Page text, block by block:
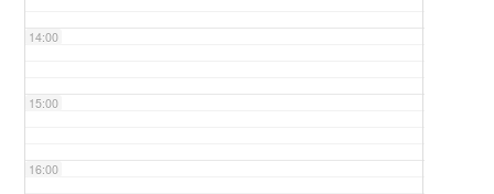
14:00
15:00
16:00